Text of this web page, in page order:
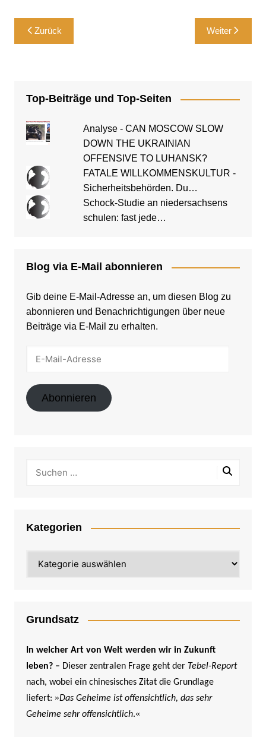
Beitragsnavigation
Zurück Weiter
Top-Beiträge und Top-Seiten
Analyse - CAN MOSCOW SLOW
DOWN THE UKRAINIAN
OFFENSIVE TO LUHANSK?
FATALE WILLKOMMENSKULTUR -
Sicherheitsbehörden. Du…
Schock-Studie an niedersachsens
schulen: fast jede…
Blog via E-Mail abonnieren
Gib deine E-Mail-Adresse an, um diesen Blog zu
abonnieren und Benachrichtigungen über neue
Beiträge via E-Mail zu erhalten.
Abonnieren
Kategorien
Grundsatz
In welcher Art von Welt werden wir in Zukunft
leben? – Dieser zentralen Frage geht der Tebel-Report
nach, wobei ein chinesisches Zitat die Grundlage
liefert: »Das Geheime ist offensichtlich, das sehr
Geheime sehr offensichtlich.«